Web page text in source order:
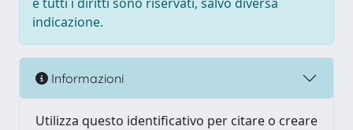
indicazione.
Informazioni
Utilizza questo identificativo per citare o creare